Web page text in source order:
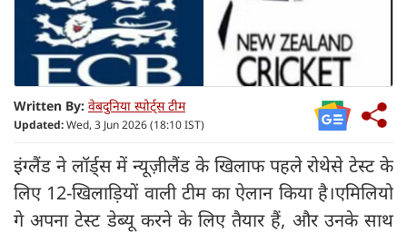
Written By: वेबदुनिया स्पोर्ट्स टीम
Updated:Wed, 3 Jun 2026 (18:10 IST)
इंग्लैंड ने लॉर्ड्स में न्यूज़ीलैंड के खिलाफ पहले रोथेसे टेस्ट के
लिए 12-खिलाड़ियों वाली टीम का ऐलान किया है।एमिलियो
गे अपना टेस्ट डेब्यू करने के लिए तैयार हैं, और उनके साथ